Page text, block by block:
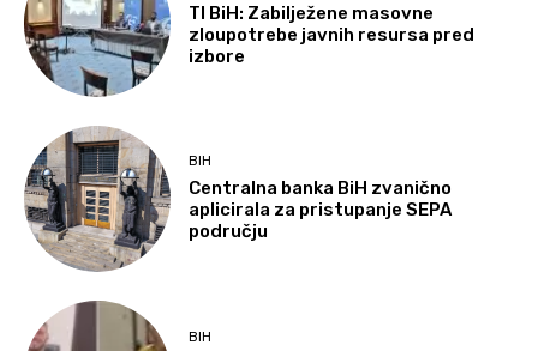
TI BiH: Zabilježene masovne
zloupotrebe javnih resursa pred
izbore
BIH
Centralna banka BiH zvanično
aplicirala za pristupanje SEPA
području
BIH